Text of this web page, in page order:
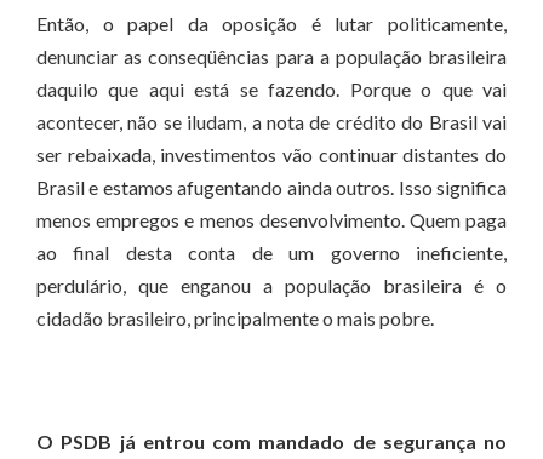
Então, o papel da oposição é lutar politicamente,
denunciar as conseqüências para a população brasileira
daquilo que aqui está se fazendo. Porque o que vai
acontecer, não se iludam, a nota de crédito do Brasil vai
ser rebaixada, investimentos vão continuar distantes do
Brasil e estamos afugentando ainda outros. Isso significa
menos empregos e menos desenvolvimento. Quem paga
ao final desta conta de um governo ineficiente,
perdulário, que enganou a população brasileira é o
cidadão brasileiro, principalmente o mais pobre.
O PSDB já entrou com mandado de segurança no